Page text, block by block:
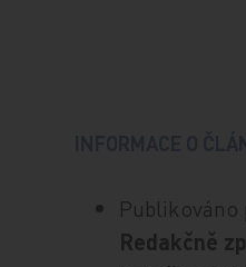
Redakčně